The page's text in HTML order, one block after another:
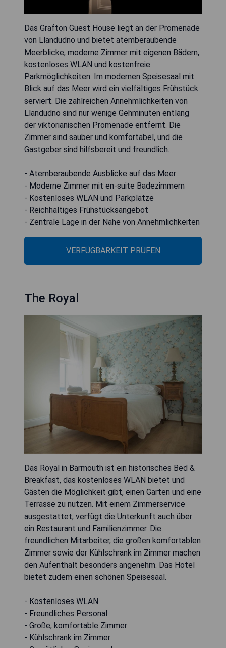
Das Grafton Guest House liegt an der Promenade
von Llandudno und bietet atemberaubende
Meerblicke, moderne Zimmer mit eigenen Bädern,
kostenloses WLAN und kostenfreie
Parkmöglichkeiten. Im modernen Speisesaal mit
Blick auf das Meer wird ein vielfältiges Frühstück
serviert. Die zahlreichen Annehmlichkeiten von
Llandudno sind nur wenige Gehminuten entlang
der viktorianischen Promenade entfernt. Die
Zimmer sind sauber und komfortabel, und die
Gastgeber sind hilfsbereit und freundlich.
- Atemberaubende Ausblicke auf das Meer
- Moderne Zimmer mit en-suite Badezimmern
- Kostenloses WLAN und Parkplätze
- Reichhaltiges Frühstücksangebot
- Zentrale Lage in der Nähe von Annehmlichkeiten
VERFÜGBARKEIT PRÜFEN
The Royal
Das Royal in Barmouth ist ein historisches Bed &
Breakfast, das kostenloses WLAN bietet und
Gästen die Möglichkeit gibt, einen Garten und eine
Terrasse zu nutzen. Mit einem Zimmerservice
ausgestattet, verfügt die Unterkunft auch über
ein Restaurant und Familienzimmer. Die
freundlichen Mitarbeiter, die großen komfortablen
Zimmer sowie der Kühlschrank im Zimmer machen
den Aufenthalt besonders angenehm. Das Hotel
bietet zudem einen schönen Speisesaal.
- Kostenloses WLAN
- Freundliches Personal
- Große, komfortable Zimmer
- Kühlschrank im Zimmer